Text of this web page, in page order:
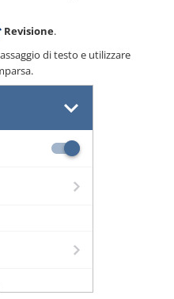
Revisione.
di testo e utilizzare